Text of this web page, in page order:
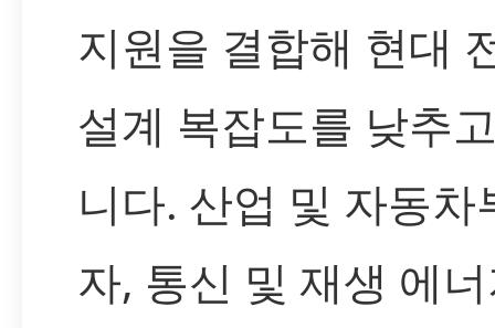
지원을 결합해 현대
설계 복잡도를 낮추
니다. 산업 및 자동
자, 통신 및 재생 에